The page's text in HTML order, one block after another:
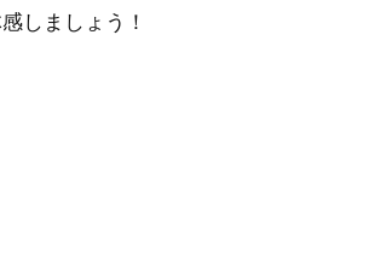
しましょう！